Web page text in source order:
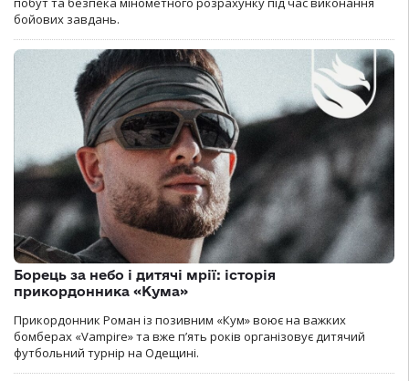
бойових завдань.
Борець за небо і дитячі мрії: історія
прикордонника «Кума»
Прикордонник Роман із позивним «Кум» воює на важких
бомберах «Vampire» та вже п’ять років організовує дитячий
футбольний турнір на Одещині.